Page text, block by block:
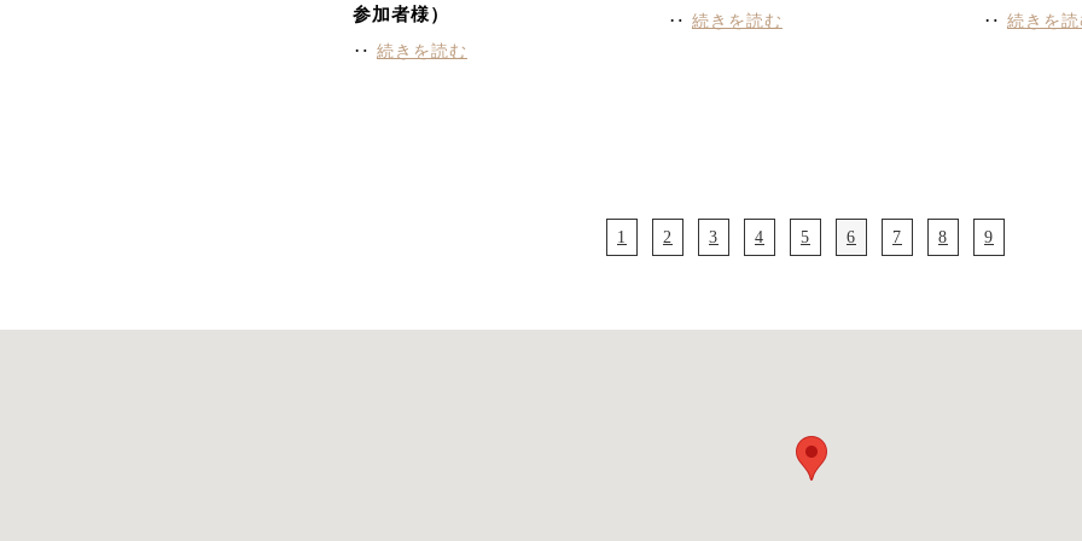
参加者様）
‥ 続きを読む
‥ 続きを読む ‥ 続きを読
1 2 3 4 5 6 7 8 9